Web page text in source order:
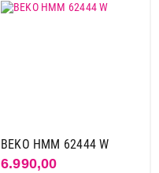
BEKO HMM 62444 W
6.990,00